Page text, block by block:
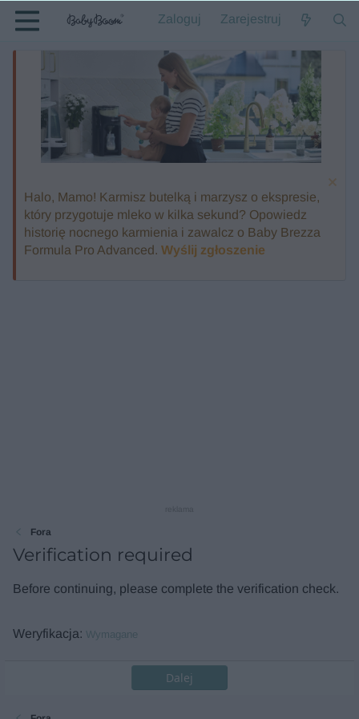
Zaloguj Zarejestruj
Halo, Mamo! Karmisz butelką i marzysz o ekspresie,
który przygotuje mleko w kilka sekund? Opowiedz
historię nocnego karmienia i zawalcz o Baby Brezza
Formula Pro Advanced. Wyślij zgłoszenie
Fora
Verification required
Before continuing, please complete the verification check.
Weryfikacja Wymagane
Dalej